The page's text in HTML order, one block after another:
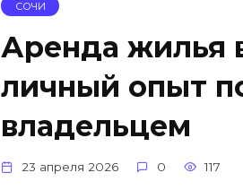
СОЧИ
Аренда жилья
личный опыт
владельцем
23 апреля 2026 0 117